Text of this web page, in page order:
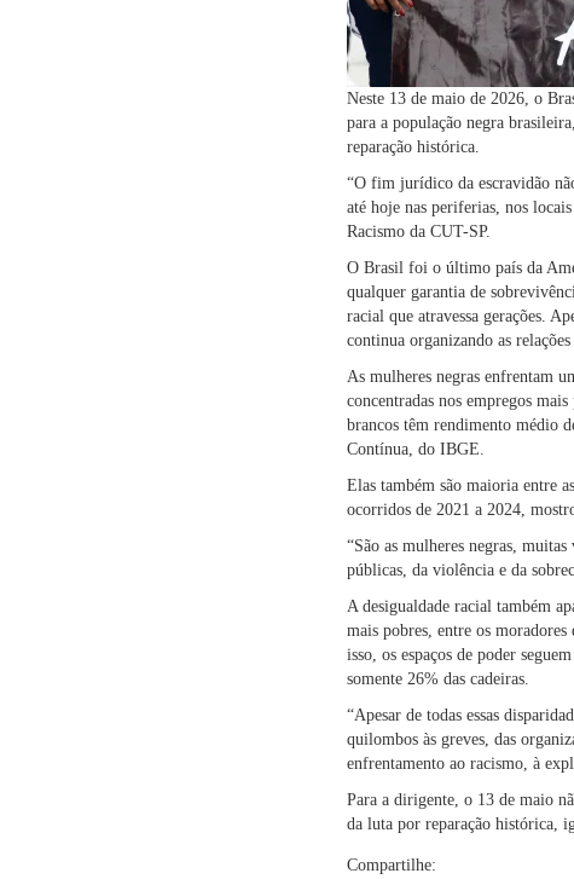
Neste 13 de maio de 2026, o
para a população negra
reparação histórica.
“O fim jurídico da escravidão
até hoje nas periferias, nos
Racismo da CUT-SP.
O Brasil foi o último país da
qualquer garantia de
racial que atravessa gerações.
continua organizando as
As mulheres negras enfrentam
concentradas nos empregos
brancos têm rendimento médio
Contínua, do IBGE.
Elas também são maioria entre
ocorridos de 2021 a 2024,
“São as mulheres negras,
públicas, da violência e da
A desigualdade racial também
mais pobres, entre os
isso, os espaços de poder
somente 26% das cadeiras.
“Apesar de todas essas
quilombos às greves, das
enfrentamento ao racismo, à
Para a dirigente, o 13 de maio
da luta por reparação histórica,
Compartilhe: